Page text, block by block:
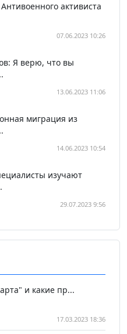
активиста
07.06.2023 10:26
Я верю, что вы
13.06.2023 11:06
миграция из
14.06.2023 10:54
изучают
29.07.2023 9:56
и какие пр...
17.03.2023 18:36